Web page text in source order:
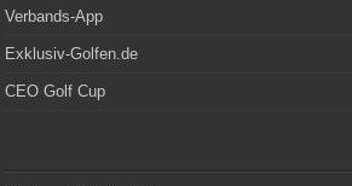
Verbands-App
Exklusiv-Golfen.de
CEO Golf Cup